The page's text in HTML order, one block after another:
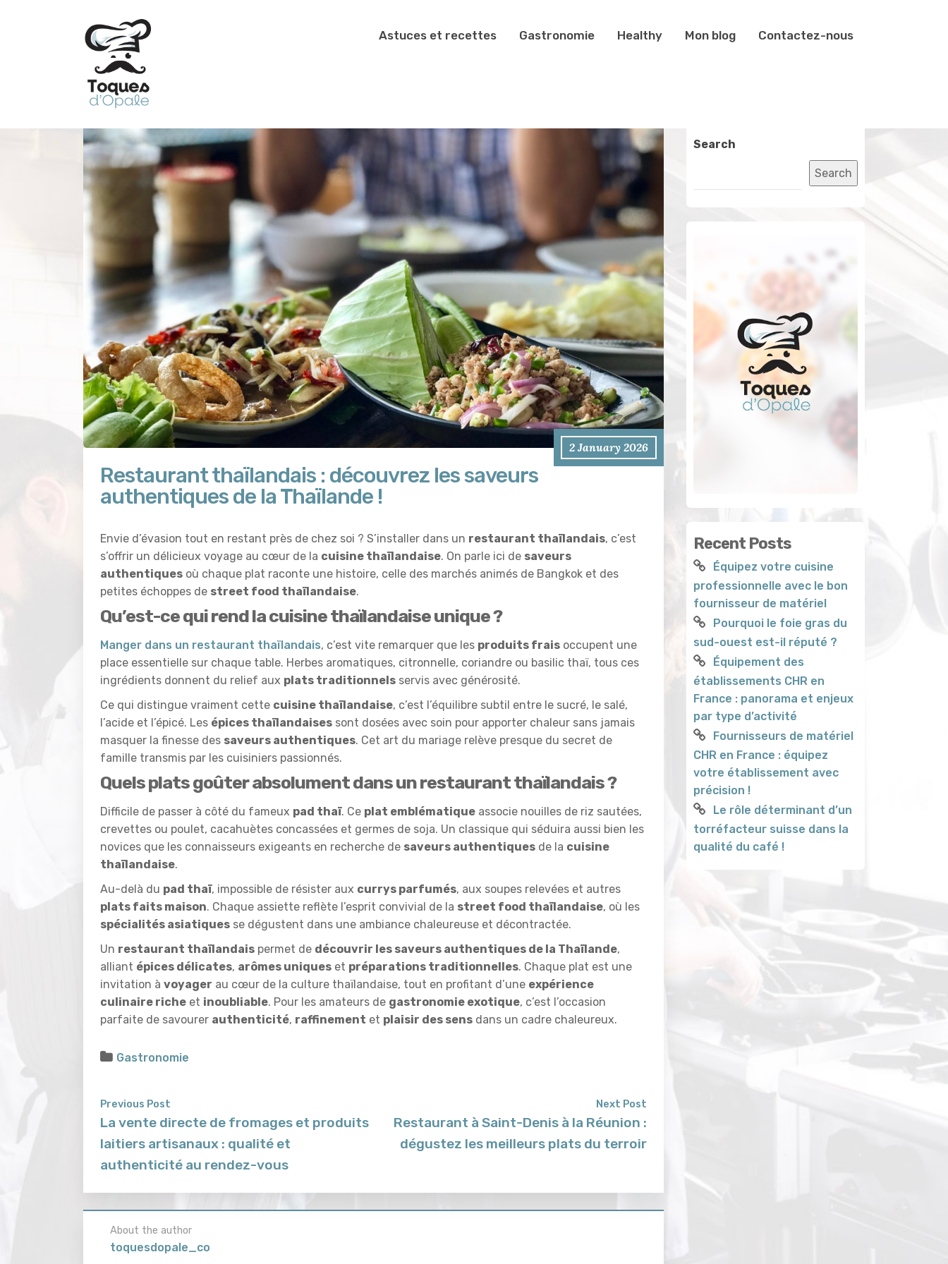
Astuces et recettes Gastronomie Healthy Mon blog Contactez-nous
2 January 2026
Restaurant thaïlandais : découvrez les saveurs
authentiques de la Thaïlande !
Envie d’évasion tout en restant près de chez soi ? S’installer dans un restaurant thaïlandais, c’est
s’offrir un délicieux voyage au cœur de la cuisine thaïlandaise. On parle ici de saveurs
authentiques où chaque plat raconte une histoire, celle des marchés animés de Bangkok et des
petites échoppes de street food thaïlandaise.
Qu’est-ce qui rend la cuisine thaïlandaise unique ?
Manger dans un restaurant thaïlandais, c’est vite remarquer que les produits frais occupent une
place essentielle sur chaque table. Herbes aromatiques, citronnelle, coriandre ou basilic thaï, tous ces
ingrédients donnent du relief aux plats traditionnels servis avec générosité.
Ce qui distingue vraiment cette cuisine thaïlandaise, c’est l’équilibre subtil entre le sucré, le salé,
l’acide et l’épicé. Les épices thaïlandaises sont dosées avec soin pour apporter chaleur sans jamais
masquer la finesse des saveurs authentiques. Cet art du mariage relève presque du secret de
famille transmis par les cuisiniers passionnés.
Quels plats goûter absolument dans un restaurant thaïlandais ?
Difficile de passer à côté du fameux pad thaï. Ce plat emblématique associe nouilles de riz sautées,
crevettes ou poulet, cacahuètes concassées et germes de soja. Un classique qui séduira aussi bien les
novices que les connaisseurs exigeants en recherche de saveurs authentiques de la cuisine
thaïlandaise.
Au-delà du pad thaï, impossible de résister aux currys parfumés, aux soupes relevées et autres
plats faits maison. Chaque assiette reflète l’esprit convivial de la street food thaïlandaise, où les
spécialités asiatiques se dégustent dans une ambiance chaleureuse et décontractée.
Un restaurant thaïlandais permet de découvrir les saveurs authentiques de la Thaïlande,
alliant épices délicates, arômes uniques et préparations traditionnelles. Chaque plat est une
invitation à voyager au cœur de la culture thaïlandaise, tout en profitant d’une expérience
culinaire riche et inoubliable. Pour les amateurs de gastronomie exotique, c’est l’occasion
parfaite de savourer authenticité, raffinement et plaisir des sens dans un cadre chaleureux.
Gastronomie
Previous Post
La vente directe de fromages et produits
laitiers artisanaux : qualité et
authenticité au rendez-vous
Next Post
Restaurant à Saint-Denis à la Réunion :
dégustez les meilleurs plats du terroir
About the author
toquesdopale_co
Search
Search
Recent Posts
Équipez votre cuisine
professionnelle avec le bon
fournisseur de matériel
Pourquoi le foie gras du
sud-ouest est-il réputé ?
Équipement des
établissements CHR en
France : panorama et enjeux
par type d’activité
Fournisseurs de matériel
CHR en France : équipez
votre établissement avec
précision !
Le rôle déterminant d’un
torréfacteur suisse dans la
qualité du café !